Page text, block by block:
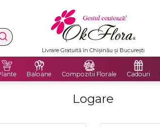
Livrare Gratuită în Chișinău și București
Baloane Compozitii Florale Cadouri
Logare